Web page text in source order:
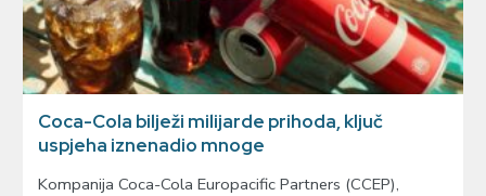
Coca-Cola bilježi milijarde prihoda, ključ
uspjeha iznenadio mnoge
Kompanija Coca-Cola Europacific Partners (CCEP),